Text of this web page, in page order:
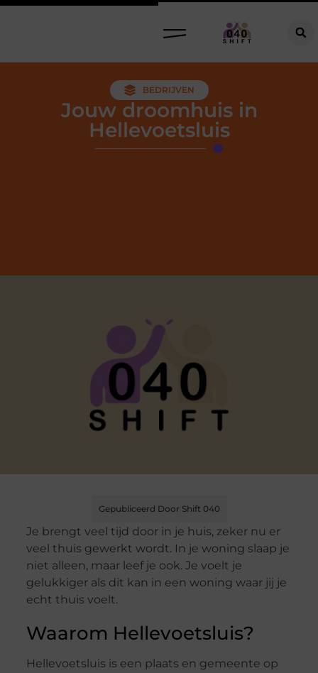
BEDRIJVEN
Jouw droomhuis in
Hellevoetsluis
Gepubliceerd Door Shift 040
Je brengt veel tijd door in je huis, zeker nu er
veel thuis gewerkt wordt. In je woning slaap je
niet alleen, maar leef je ook. Je voelt je
gelukkiger als dit kan in een woning waar jij je
echt thuis voelt.
Waarom Hellevoetsluis?
Hellevoetsluis is een plaats en gemeente op